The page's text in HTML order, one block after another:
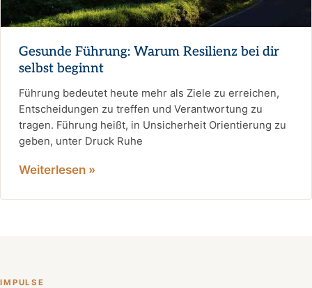
Gesunde Führung: Warum Resilienz bei dir
selbst beginnt
Führung bedeutet heute mehr als Ziele zu erreichen,
Entscheidungen zu treffen und Verantwortung zu
tragen. Führung heißt, in Unsicherheit Orientierung zu
geben, unter Druck Ruhe
Weiterlesen »
IMPULSE